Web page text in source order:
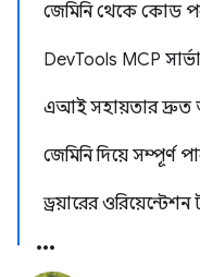
জেমিনি থেকে কোড
DevTools MCP
এআই সহায়তার দ্রুত
জেমিনি দিয়ে সম্পূর্ণ
ড্রয়ারের